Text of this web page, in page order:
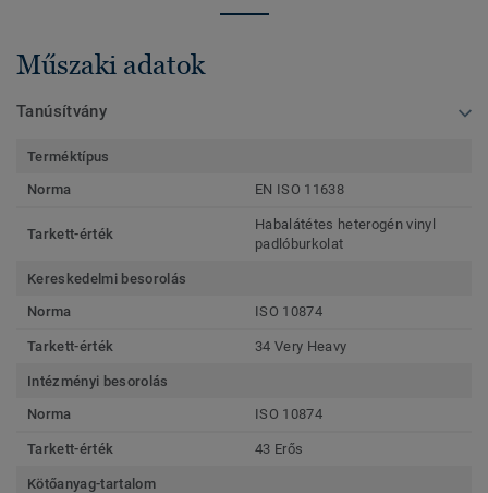
Műszaki adatok
Tanúsítvány
Terméktípus
Norma
EN ISO 11638
Tarkett-érték
Habalátétes heterogén vinyl
padlóburkolat
Kereskedelmi besorolás
Norma
ISO 10874
Tarkett-érték 34 Very Heavy
Intézményi besorolás
Norma
ISO 10874
Tarkett-érték 43 Erős
Kötőanyag-tartalom